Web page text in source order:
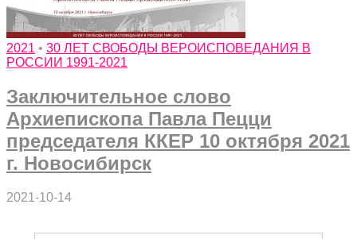
2021 • 30 ЛЕТ СВОБОДЫ ВЕРОИСПОВЕДАНИЯ В
РОССИИ 1991-2021
Заключительное слово
Архиепископа Павла Пецци
председателя ККЕР 10 октября 2021
г. Новосибирск
2021-10-14